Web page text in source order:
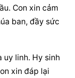
Con xin cảm
ban, đầy sức
uy linh. Hy sinh
xin đáp lại